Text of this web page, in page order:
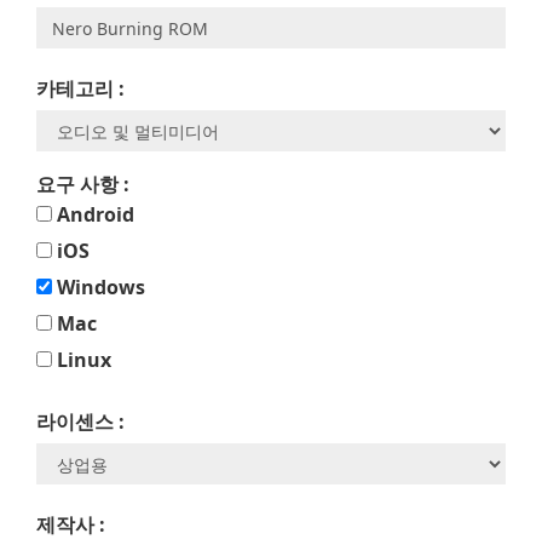
카테고리 :
요구 사항 :
Android
iOS
Windows
Mac
Linux
라이센스 :
제작사 :